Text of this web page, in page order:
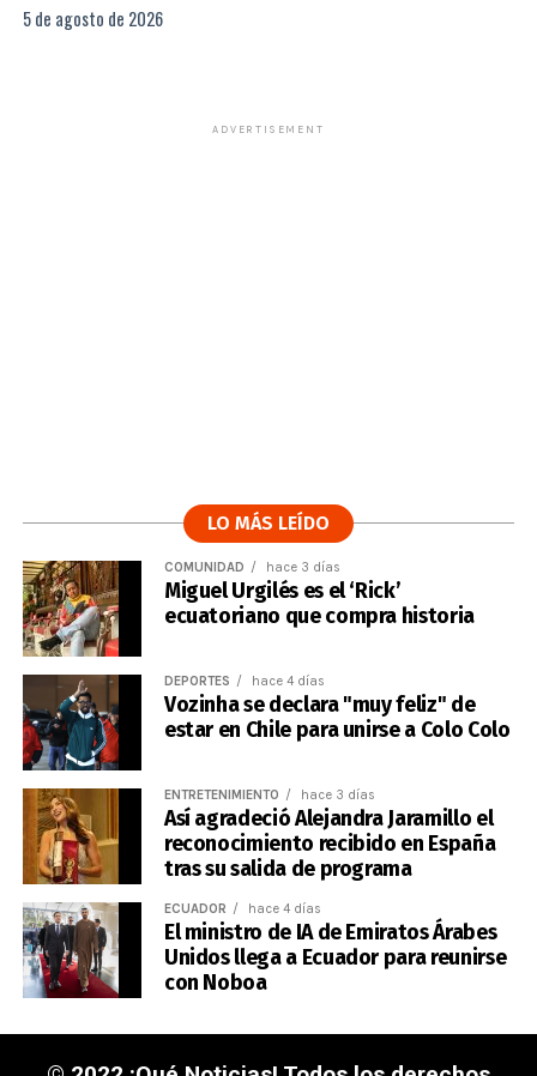
5 de agosto de 2026
ADVERTISEMENT
LO MÁS LEÍDO
COMUNIDAD hace 3 días
Miguel Urgilés es el ‘Rick’
ecuatoriano que compra historia
DEPORTES hace 4 días
Vozinha se declara "muy feliz" de
estar en Chile para unirse a Colo Colo
ENTRETENIMIENTO hace 3 días
Así agradeció Alejandra Jaramillo el
reconocimiento recibido en España
tras su salida de programa
ECUADOR hace 4 días
El ministro de IA de Emiratos Árabes
Unidos llega a Ecuador para reunirse
con Noboa